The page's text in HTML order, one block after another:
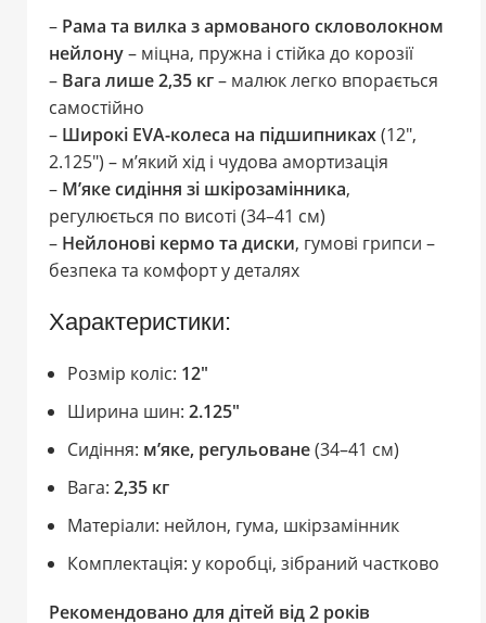
– Рама та вилка з армованого скловолокном
нейлону– міцна, пружна і стійка до корозії
– Вага лише 2,35 кг– малюк легко впорається
самостійно
– Широкі EVA-колеса на підшипниках(12″,
2.125″) – м’який хід і чудова амортизація
– М’яке сидіння зі шкірозамінника,
регулюється по висоті (34–41 см)
– Нейлонові кермо та диски, гумові грипси –
безпека та комфорт у деталях
Характеристики:
Розмір коліс: 12″
Ширина шин: 2.125″
Сидіння: м’яке, регульоване(34–41 см)
Вага: 2,35 кг
Матеріали: нейлон, гума, шкірзамінник
Комплектація: у коробці, зібраний частково
Рекомендовано для дітей від 2 років